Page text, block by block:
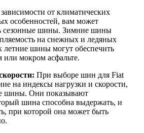
от климатических
особенностей, вам может
сезонные шины. Зимние шины
на снежных и ледяных
летние шины могут обеспечить
мокром асфальте.
При выборе шин для Fiat
на индексы нагрузки и скорости,
шины. Они показывают
шина способна выдержать, и
при которой она может быть